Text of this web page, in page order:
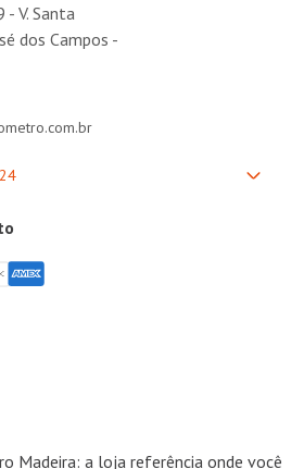
- V. Santa
dos Campos -
Madeira: a loja referência onde você